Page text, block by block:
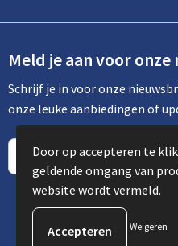
Meld je aan voor
Schrijf je in voor onze
onze leuke aanbiedingen of
© Copyright Spot
Door op accepteren te
geldende omgang van
website wordt vermeld.
Weigeren